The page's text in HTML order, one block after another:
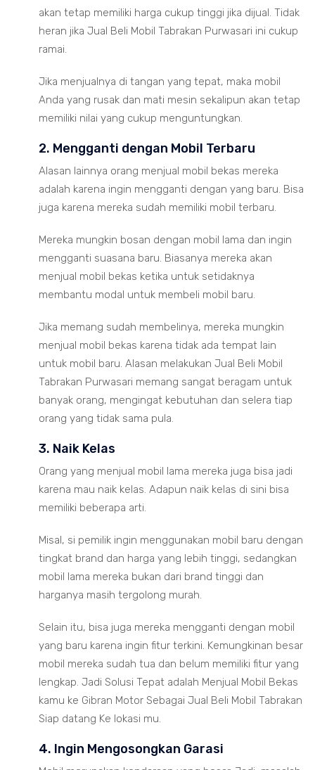
akan tetap memiliki harga cukup tinggi jika dijual. Tidak
heran jika Jual Beli Mobil Tabrakan Purwasari ini cukup
ramai.
Jika menjualnya di tangan yang tepat, maka mobil
Anda yang rusak dan mati mesin sekalipun akan tetap
memiliki nilai yang cukup menguntungkan.
2. Mengganti dengan Mobil Terbaru
Alasan lainnya orang menjual mobil bekas mereka
adalah karena ingin mengganti dengan yang baru. Bisa
juga karena mereka sudah memiliki mobil terbaru.
Mereka mungkin bosan dengan mobil lama dan ingin
mengganti suasana baru. Biasanya mereka akan
menjual mobil bekas ketika untuk setidaknya
membantu modal untuk membeli mobil baru.
Jika memang sudah membelinya, mereka mungkin
menjual mobil bekas karena tidak ada tempat lain
untuk mobil baru. Alasan melakukan Jual Beli Mobil
Tabrakan Purwasari memang sangat beragam untuk
banyak orang, mengingat kebutuhan dan selera tiap
orang yang tidak sama pula.
3. Naik Kelas
Orang yang menjual mobil lama mereka juga bisa jadi
karena mau naik kelas. Adapun naik kelas di sini bisa
memiliki beberapa arti.
Misal, si pemilik ingin menggunakan mobil baru dengan
tingkat brand dan harga yang lebih tinggi, sedangkan
mobil lama mereka bukan dari brand tinggi dan
harganya masih tergolong murah.
Selain itu, bisa juga mereka mengganti dengan mobil
yang baru karena ingin fitur terkini. Kemungkinan besar
mobil mereka sudah tua dan belum memiliki fitur yang
lengkap. Jadi Solusi Tepat adalah Menjual Mobil Bekas
kamu ke Gibran Motor Sebagai Jual Beli Mobil Tabrakan
Siap datang Ke lokasi mu.
4. Ingin Mengosongkan Garasi